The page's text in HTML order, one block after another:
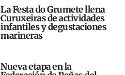
La Festa do Grumete llena
Curuxeiras de actividades
infantiles y degustaciones
marineras
Nueva etapa en la